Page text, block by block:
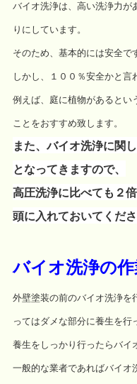
バイオ洗浄は、高い洗浄力が
りにしています。
そのため、基本的には安全で
しかし、１００％安全かと言
例えば、庭に植物があるとい
ことをおすすめ致します。
また、バイオ洗浄に関
となってきますので、
高圧洗浄に比べても２
頭に入れておいてくださ
バイオ洗浄の
外壁塗装の前のバイオ洗浄を
ってはダメな部分に養生を行
養生をしっかり行ったらバイ
一般的な業者であればバイオ